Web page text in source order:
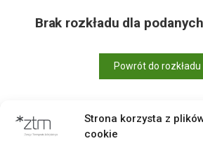
Strona korzysta z
cookie
Brak rozkładu dla
Powrót do rozkładu